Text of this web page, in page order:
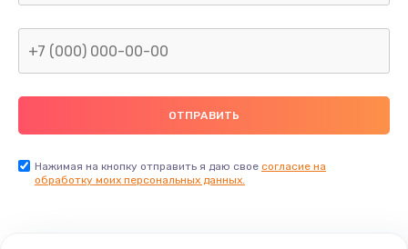
Нажимая на кнопку отправить я даю свое согласие на
обработку моих персональных данных.